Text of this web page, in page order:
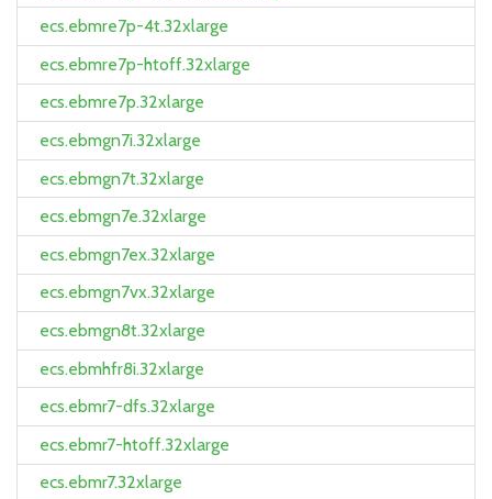
ecs.ebmre7p-4t.32xlarge
ecs.ebmre7p-htoff.32xlarge
ecs.ebmre7p.32xlarge
ecs.ebmgn7i.32xlarge
ecs.ebmgn7t.32xlarge
ecs.ebmgn7e.32xlarge
ecs.ebmgn7ex.32xlarge
ecs.ebmgn7vx.32xlarge
ecs.ebmgn8t.32xlarge
ecs.ebmhfr8i.32xlarge
ecs.ebmr7-dfs.32xlarge
ecs.ebmr7-htoff.32xlarge
ecs.ebmr7.32xlarge